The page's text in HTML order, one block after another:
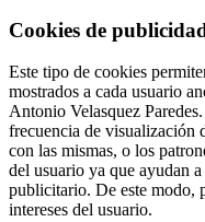
Cookies de
Este tipo de cookies
mostrados a cada usuario
Antonio Velasquez
frecuencia de visualización
con las mismas, o los
del usuario ya que ayudan
publicitario. De este modo,
intereses del usuario.